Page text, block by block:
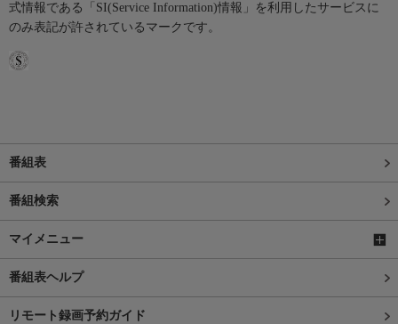
式情報である「SI(Service Information)情報」を利用したサービスに
のみ表記が許されているマークです。
番組表
番組検索
マイメニュー
番組表ヘルプ
リモート録画予約ガイド